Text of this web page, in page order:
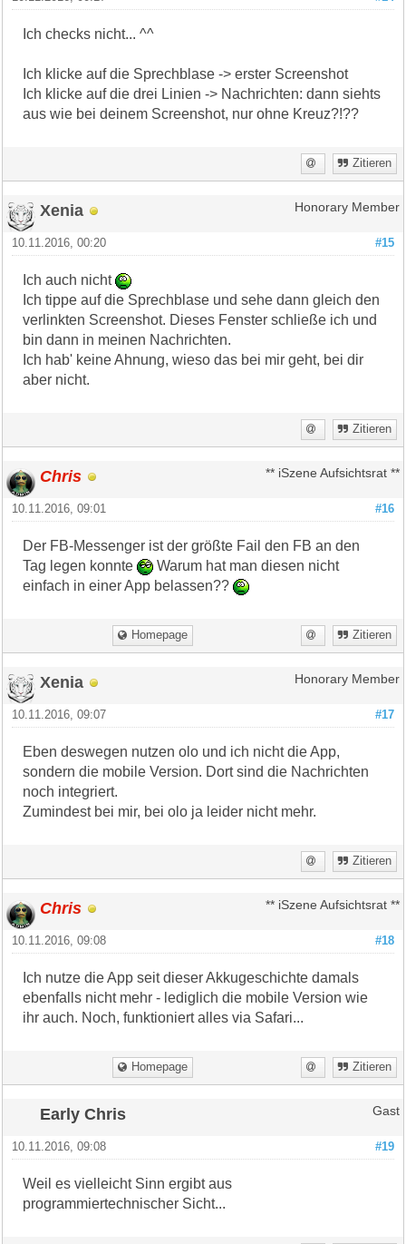
Ich checks nicht... ^^
Ich klicke auf die Sprechblase -> erster Screenshot
Ich klicke auf die drei Linien -> Nachrichten: dann siehts
aus wie bei deinem Screenshot, nur ohne Kreuz?!??
Zitieren
Xenia Honorary Member
#15
10.11.2016, 00:20
Ich auch nicht
Ich tippe auf die Sprechblase und sehe dann gleich den
verlinkten Screenshot. Dieses Fenster schließe ich und
bin dann in meinen Nachrichten.
Ich hab' keine Ahnung, wieso das bei mir geht, bei dir
aber nicht.
Zitieren
Chris ** iSzene Aufsichtsrat **
#16
10.11.2016, 09:01
Der FB-Messenger ist der größte Fail den FB an den
Tag legen konnte
Warum hat man diesen nicht
einfach in einer App belassen??
Homepage Zitieren
Xenia Honorary Member
#17
10.11.2016, 09:07
Eben deswegen nutzen olo und ich nicht die App,
sondern die mobile Version. Dort sind die Nachrichten
noch integriert.
Zumindest bei mir, bei olo ja leider nicht mehr.
Zitieren
Chris ** iSzene Aufsichtsrat **
#18
10.11.2016, 09:08
Ich nutze die App seit dieser Akkugeschichte damals
ebenfalls nicht mehr - lediglich die mobile Version wie
ihr auch. Noch, funktioniert alles via Safari...
Homepage Zitieren
Early Chris Gast
#19
10.11.2016, 09:08
Weil es vielleicht Sinn ergibt aus
programmiertechnischer Sicht...